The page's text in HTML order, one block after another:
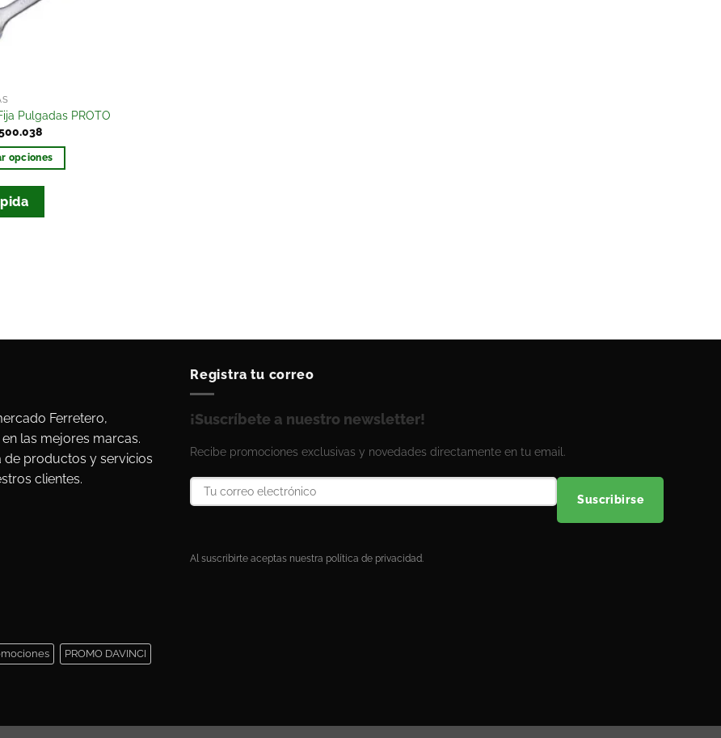
Pulgadas PROTO
opciones
Ferretero,
las mejores marcas.
de productos y servicios
clientes.
Registra tu correo
¡Suscríbete a nuestro newsletter!
Recibe promociones exclusivas y novedades directamente en tu email.
Suscribirse
Al suscribirte aceptas nuestra política de privacidad.
PROMO DAVINCI